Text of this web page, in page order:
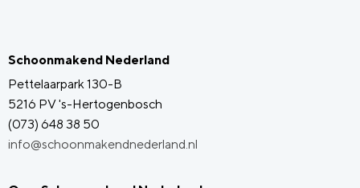
Schoonmakend Nederland
Pettelaarpark 130-B
5216 PV 's-Hertogenbosch
(073) 648 38 50
info@schoonmakendnederland.nl